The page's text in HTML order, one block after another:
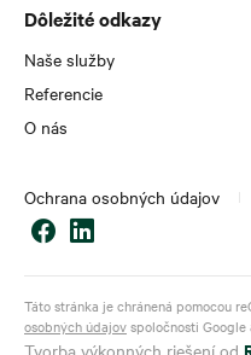
Dôležité odkazy
Naše služby
Referencie
O nás
Ochrana osobných údajov
Táto stránka je chránená pomocou
osobných údajovspoločnosti Google
Tvorba výkonných riešení od